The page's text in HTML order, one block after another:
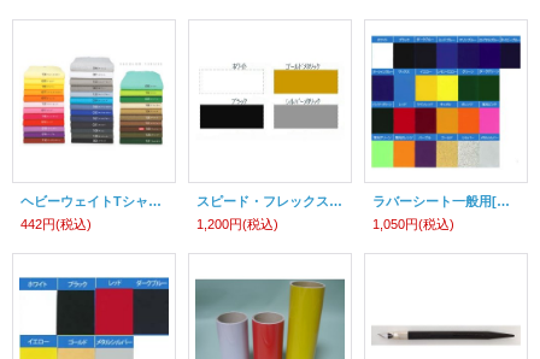
ヘビーウェイトTシャツプリントスター 在庫限り メーカー直送HPをご利用ください
442円(税込)
スピード・フレックス30.5cm幅 アイロンプリントシート
1,200円(税込)
ラバーシート一般用[在庫限りご注文時に品切れの場合があります]
1,050円(税込)